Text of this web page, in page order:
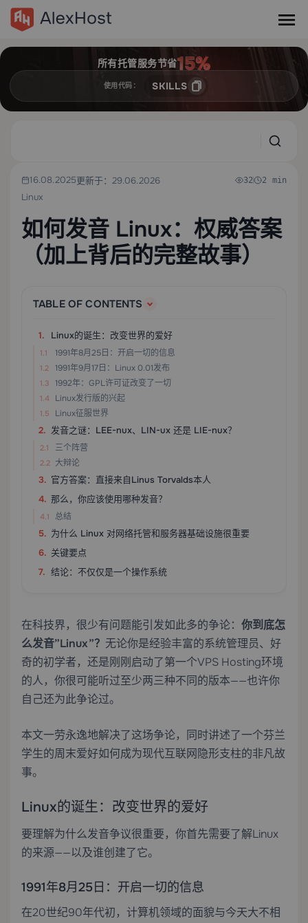
所有托管服务节省
使用代码： SKILLS
16.08.2025更新于：29.06.2026
Linux
32 2 min
如何发音 Linux：权威答案
（加上背后的完整故事）
TABLE OF CONTENTS
Linux的诞生：改变世界的爱好
1991年8月25日：开启一切的信息
1991年9月17日：Linux 0.01发布
1992年：GPL许可证改变了一切
Linux发行版的兴起
Linux征服世界
发音之谜：LEE-nux、LIN-ux 还是 LIE-nux？
三个阵营
大辩论
官方答案：直接来自Linus Torvalds本人
那么，你应该使用哪种发音？
总结
为什么 Linux 对网络托管和服务器基础设施很重要
关键要点
结论：不仅仅是一个操作系统
在科技界，很少有问题能引发如此多的争论： 你到底怎
么发音”Linux”？ 无论你是经验丰富的系统管理员、好
奇的初学者，还是刚刚启动了第一个VPS Hosting环境
的人，你很可能听过至少两三种不同的版本——也许你
自己还为此争论过。
本文一劳永逸地解决了这场争论，同时讲述了一个芬兰
学生的周末爱好如何成为现代互联网隐形支柱的非凡故
事。
Linux的诞生：改变世界的爱好
要理解为什么发音争议很重要，你首先需要了解Linux
的来源——以及谁创建了它。
1991年8月25日：开启一切的信息
在20世纪90年代初，计算机领域的面貌与今天大不相